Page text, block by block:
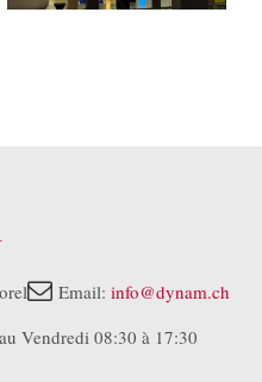
Email: info@dynam.ch
Vendredi 08:30 à 17:30